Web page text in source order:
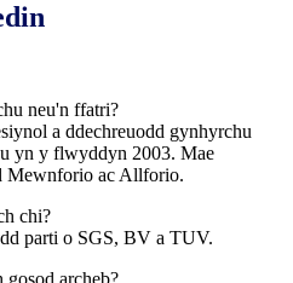
neu'n ffatri?
a ddechreuodd gynhyrchu
yn y flwyddyn 2003. Mae
Mewnforio ac Allforio.
chi?
parti o SGS, BV a TUV.
archeb?